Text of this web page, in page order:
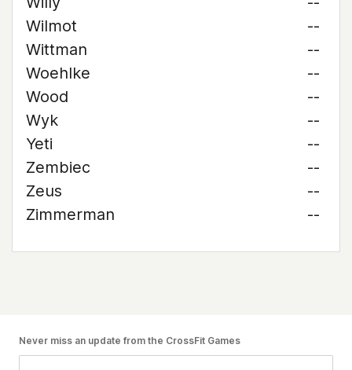
Wilmot
--
Wittman
--
Woehlke
--
Wood
--
Wyk
--
Yeti
--
Zembiec
--
Zeus
--
Zimmerman
--
Never miss an update from the CrossFit Games